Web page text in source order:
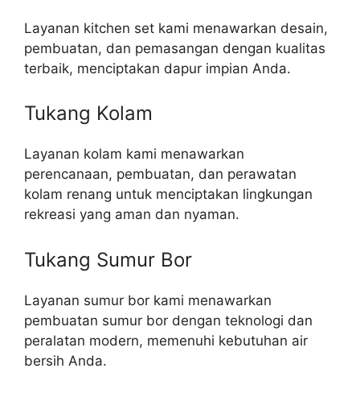
Layanan kitchen set kami menawarkan desain,
pembuatan, dan pemasangan dengan kualitas
terbaik, menciptakan dapur impian Anda.
Tukang Kolam
Layanan kolam kami menawarkan
perencanaan, pembuatan, dan perawatan
kolam renang untuk menciptakan lingkungan
rekreasi yang aman dan nyaman.
Tukang Sumur Bor
Layanan sumur bor kami menawarkan
pembuatan sumur bor dengan teknologi dan
peralatan modern, memenuhi kebutuhan air
bersih Anda.